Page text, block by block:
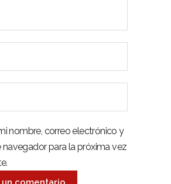
nombre, correo electrónico y
navegador para la próxima vez